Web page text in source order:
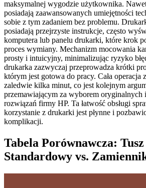
maksymalnej wygodzie użytkownika.
posiadają zaawansowanych umiejętności
sobie z tym zadaniem bez problemu.
posiadają przejrzyste instrukcje, często
komputera lub panelu drukarki, które krok
proces wymiany. Mechanizm mocowania
prosty i intuicyjny, minimalizując ryzyko
drukarka zazwyczaj przeprowadza krótki
którym jest gotowa do pracy. Cała operacja
zaledwie kilka minut, co jest kolejnym
przemawiającym za wyborem oryginalnych
rozwiązań firmy HP. Ta łatwość obsługi
korzystanie z drukarki jest płynne i
komplikacji.
Tabela Porównawcza:
Standardowy vs.